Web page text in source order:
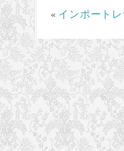
« インポート